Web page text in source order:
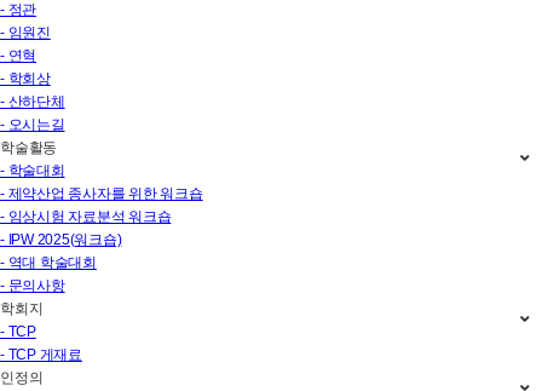
- 정관
- 임원진
- 연혁
- 학회상
- 산하단체
- 오시는길
학술활동
- 학술대회
- 제약산업 종사자를 위한 워크숍
- 임상시험 자료분석 워크숍
- IPW 2025(워크숍)
- 역대 학술대회
- 문의사항
학회지
- TCP
- TCP 게재료
인정의